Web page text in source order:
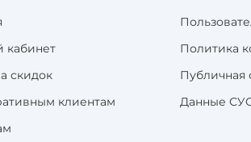
кабинет
скидок
клиентам
Политика
Публичная
Данные